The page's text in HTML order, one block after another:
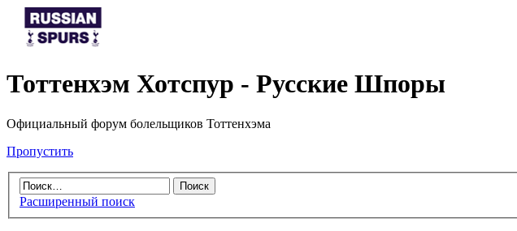
Тоттенхэм Хотспур - Русские Шпоры
Официальный форум болельщиков Тоттенхэма
Пропустить
Расширенный поиск